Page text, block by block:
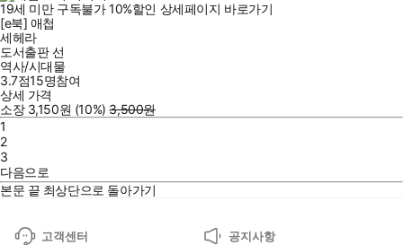
19세 미만 구독불가 10%할인 상세페이지 바로가기
[e북] 애첩
세헤라
도서출판 선
역사/시대물
3.7점15명참여
상세 가격
소장 3,150원 (10%) 3,500원
1
2
3
다음으로
본문 끝 최상단으로 돌아가기
고객센터 공지사항